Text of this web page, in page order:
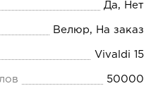
Да, Нет
Велюр, На заказ
Vivaldi 15
50000